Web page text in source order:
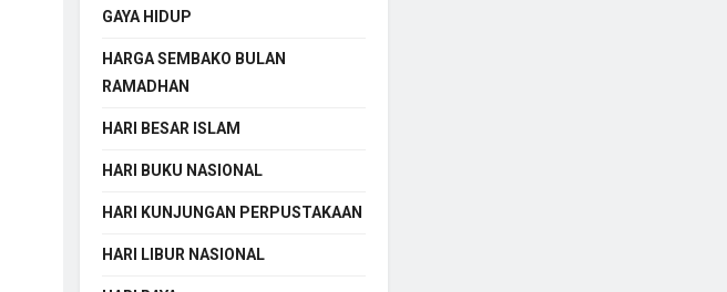
GAYA HIDUP
HARGA SEMBAKO BULAN
RAMADHAN
HARI BESAR ISLAM
HARI BUKU NASIONAL
HARI KUNJUNGAN PERPUSTAKAAN
HARI LIBUR NASIONAL